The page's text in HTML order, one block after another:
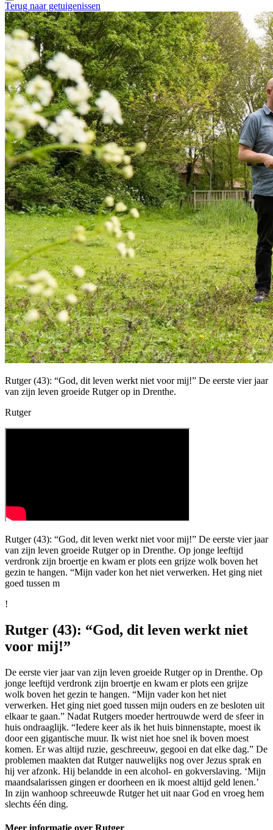
Terug naar getuigenissen
Rutger (43): “God, dit leven werkt niet voor mij!” De eerste vier jaar
van zijn leven groeide Rutger op in Drenthe.
Rutger
Rutger (43): “God, dit leven werkt niet voor mij!” De eerste vier jaar
van zijn leven groeide Rutger op in Drenthe. Op jonge leeftijd
verdronk zijn broertje en kwam er plots een grijze wolk boven het
gezin te hangen. “Mijn vader kon het niet verwerken. Het ging niet
goed tussen m
!
Rutger (43): “God, dit leven werkt niet
voor mij!”
De eerste vier jaar van zijn leven groeide Rutger op in Drenthe. Op
jonge leeftijd verdronk zijn broertje en kwam er plots een grijze
wolk boven het gezin te hangen. “Mijn vader kon het niet
verwerken. Het ging niet goed tussen mijn ouders en ze besloten uit
elkaar te gaan.” Nadat Rutgers moeder hertrouwde werd de sfeer in
huis ondraaglijk. “Iedere keer als ik het huis binnenstapte, moest ik
door een gigantische muur. Ik wist niet hoe snel ik boven moest
komen. Er was altijd ruzie, geschreeuw, gegooi en dat elke dag.” De
problemen maakten dat Rutger nauwelijks nog over Jezus sprak en
hij ver afzonk. Hij belandde in een alcohol- en gokverslaving. ‘Mijn
maandsalarissen gingen er doorheen en ik moest altijd geld lenen.’
In zijn wanhoop schreeuwde Rutger het uit naar God en vroeg hem
slechts één ding.
Meer informatie over Rutger